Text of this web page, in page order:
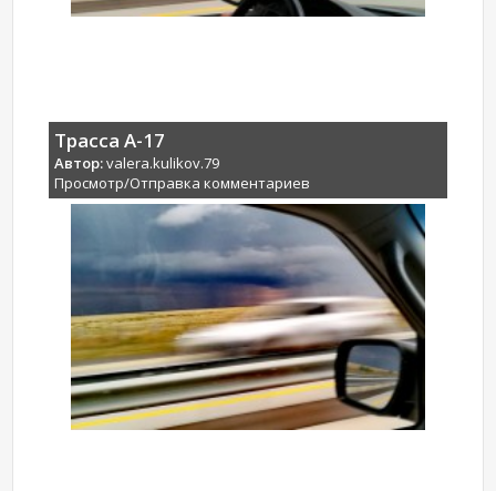
Трасса А-17
Автор:valera.kulikov.79
Просмотр/Отправка комментариев